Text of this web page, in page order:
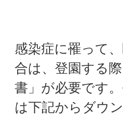
感染症に罹って
合は、登園する
書」が必要です
は下記からダウ